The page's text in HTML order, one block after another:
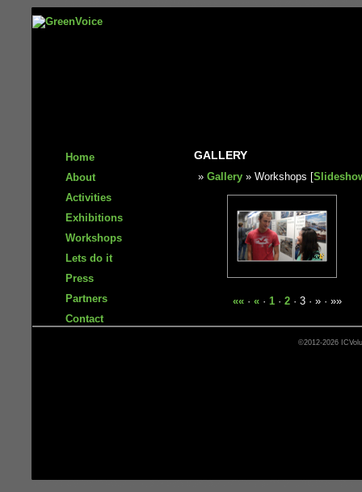
Home
About
Activities
Exhibitions
Workshops
Lets do it
Press
Partners
Contact
GALLERY
» Gallery » Workshops [
«« · « · 1 · 2 · 3 · » · »»
©2012-2026